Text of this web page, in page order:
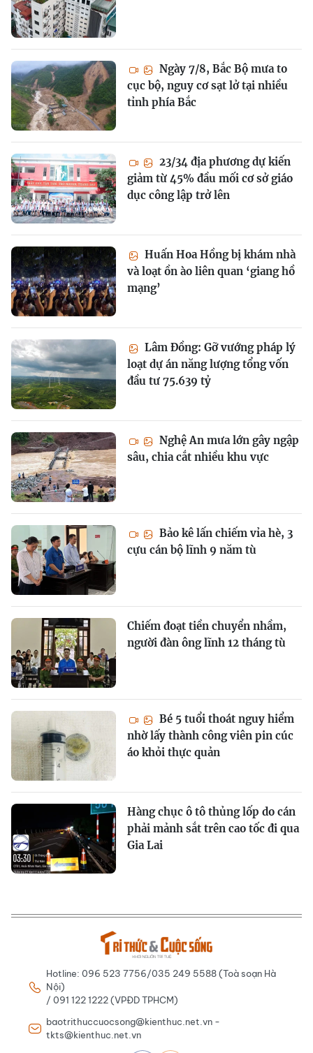
Ngày 7/8, Bắc Bộ mưa to
cục bộ, nguy cơ sạt lở tại nhiều
tỉnh phía Bắc
23/34 địa phương dự kiến
giảm từ 45% đầu mối cơ sở giáo
dục công lập trở lên
Huấn Hoa Hồng bị khám nhà
và loạt ồn ào liên quan ‘giang hồ
mạng’
Lâm Đồng: Gỡ vướng pháp lý
loạt dự án năng lượng tổng vốn
đầu tư 75.639 tỷ
Nghệ An mưa lớn gây ngập
sâu, chia cắt nhiều khu vực
Bảo kê lấn chiếm vỉa hè, 3
cựu cán bộ lĩnh 9 năm tù
Chiếm đoạt tiền chuyển nhầm,
người đàn ông lĩnh 12 tháng tù
Bé 5 tuổi thoát nguy hiểm
nhờ lấy thành công viên pin cúc
áo khỏi thực quản
Hàng chục ô tô thủng lốp do cán
phải mảnh sắt trên cao tốc đi qua
Gia Lai
Hotline: 096 523 7756/035 249 5588 (Toà soạn Hà
Nội)
/ 091 122 1222 (VPĐD TPHCM)
baotrithuccuocsong@kienthuc.net.vn -
tkts@kienthuc.net.vn